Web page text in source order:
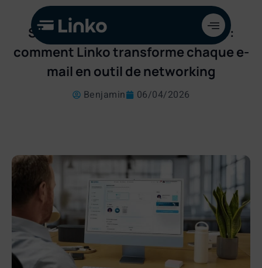
Signature email professionnelle :
comment Linko transforme chaque e-
mail en outil de networking
Benjamin 06/04/2026